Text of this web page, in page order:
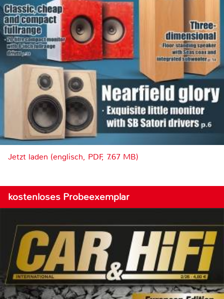
Jetzt laden (englisch, PDF, 7.67 MB)
kostenloses Probeexemplar